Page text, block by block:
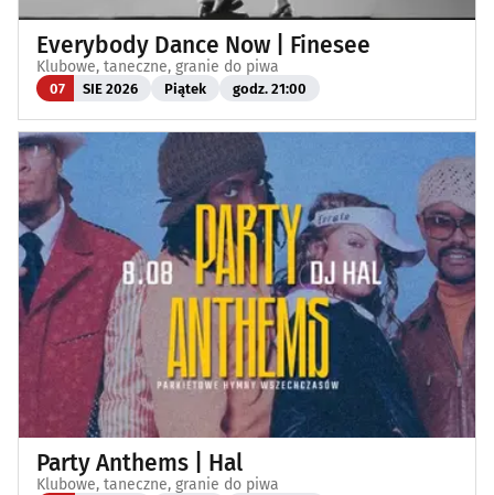
Everybody Dance Now | Finesee
Klubowe, taneczne, granie do piwa
07 SIE 2026 Piątek godz. 21:00
Party Anthems | Hal
Klubowe, taneczne, granie do piwa